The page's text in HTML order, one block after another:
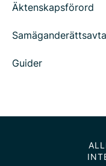
Äktenskapsförord
Guider